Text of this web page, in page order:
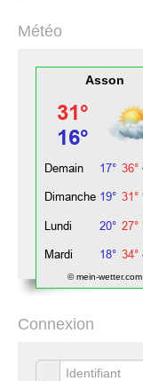
Météo
Asson
© mein-wetter.com
Connexion